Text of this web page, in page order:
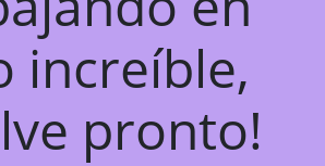
increíble,
pronto!